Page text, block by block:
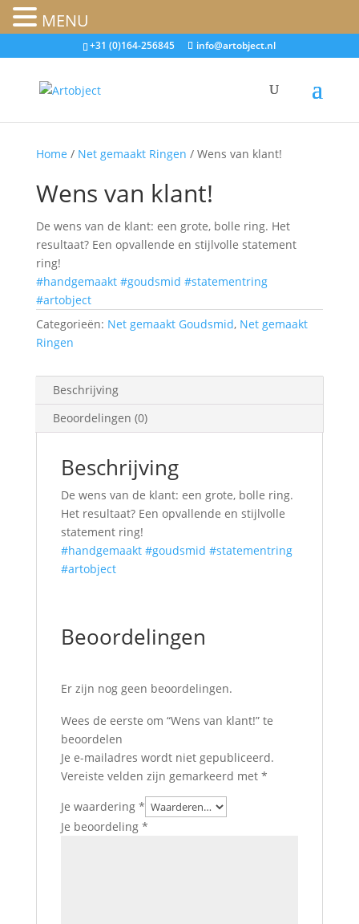
+31 (0)164-256845 info@artobject.nl
Home / Net gemaakt Ringen / Wens van klant!
Wens van klant!
De wens van de klant: een grote, bolle ring. Het
resultaat? Een opvallende en stijlvolle statement
ring!
#handgemaakt #goudsmid #statementring
#artobject
Categorieën: Net gemaakt Goudsmid, Net gemaakt
Ringen
Beschrijving
Beoordelingen (0)
Beschrijving
De wens van de klant: een grote, bolle ring.
Het resultaat? Een opvallende en stijlvolle
statement ring!
#handgemaakt #goudsmid #statementring
#artobject
Beoordelingen
Er zijn nog geen beoordelingen.
Wees de eerste om “Wens van klant!” te
beoordelen
Je e-mailadres wordt niet gepubliceerd.
Vereiste velden zijn gemarkeerd met *
Je waardering *
Je beoordeling *
MENU